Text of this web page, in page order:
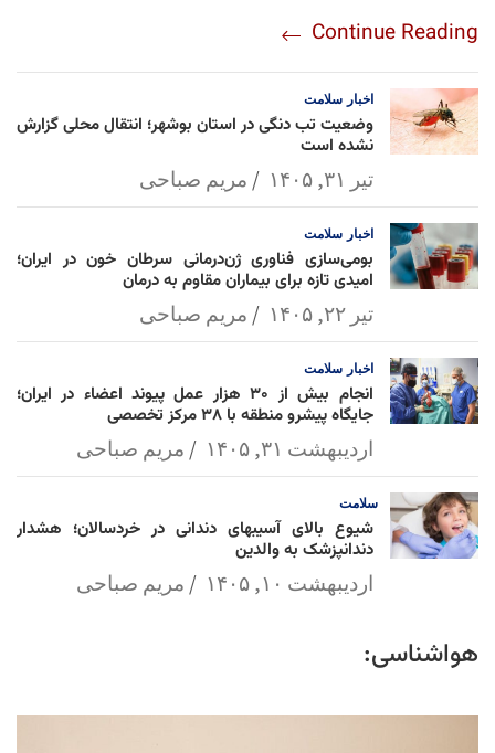
ok
Ap
p
Lin
k
l
Continue Reading
اخبار سلامت
وضعیت تب دنگی در استان بوشهر؛ انتقال محلی گزارش
نشده است
تیر ۳۱, ۱۴۰۵ مریم صباحی
اخبار سلامت
بومی‌سازی فناوری ژن‌درمانی سرطان خون در ایران؛
امیدی تازه برای بیماران مقاوم به درمان
تیر ۲۲, ۱۴۰۵ مریم صباحی
اخبار سلامت
انجام بیش از ۳۰ هزار عمل پیوند اعضاء در ایران؛
جایگاه پیشرو منطقه با ۳۸ مرکز تخصصی
اردیبهشت ۳۱, ۱۴۰۵ مریم صباحی
سلامت
شیوع بالای آسیبهای دندانی در خردسالان؛ هشدار
دندانپزشک به والدین
اردیبهشت ۱۰, ۱۴۰۵ مریم صباحی
هواشناسی: